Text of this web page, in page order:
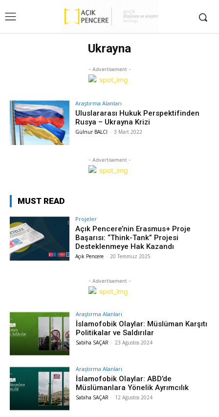
Ukrayna
- Advertisement -
Araştırma Alanları
Uluslararası Hukuk Perspektifinden
Rusya – Ukrayna Krizi
Gülnur BALCI - 3 Mart 2022
- Advertisement -
MUST READ
Projeler
Açık Pencere’nin Erasmus+ Proje
Başarısı: “Think-Tank” Projesi
Desteklenmeye Hak Kazandı
Açık Pencere - 20 Temmuz 2025
- Advertisement -
Araştırma Alanları
İslamofobik Olaylar: Müslüman Karşıtı
Politikalar ve Saldırılar
Sabiha SAÇAR - 23 Ağustos 2024
Araştırma Alanları
İslamofobik Olaylar: ABD’de
Müslümanlara Yönelik Ayrımcılık
Sabiha SAÇAR - 12 Ağustos 2024